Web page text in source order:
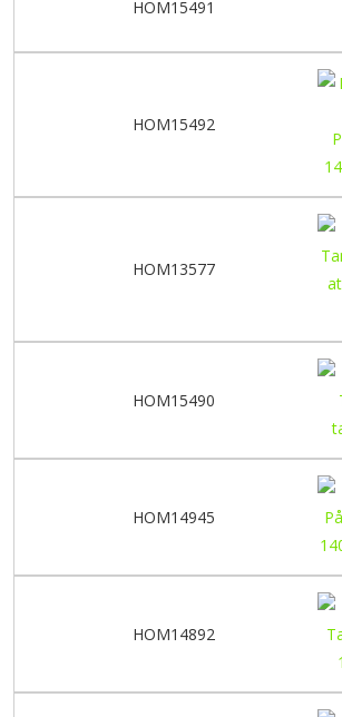
HOM15491
HOM15492
HOM13577
HOM15490
HOM14945
HOM14892